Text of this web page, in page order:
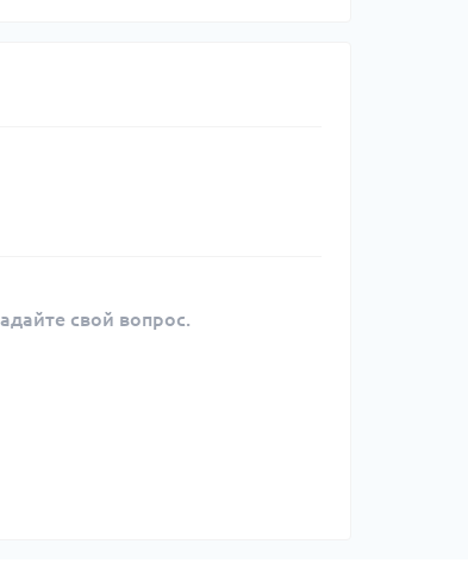
свой вопрос.